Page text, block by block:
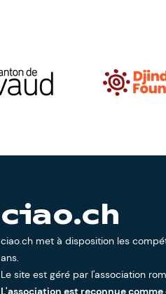
ciao.ch
ciao.ch met à disposition les
ans.
Le site est géré par l'association
L'association est reconnue